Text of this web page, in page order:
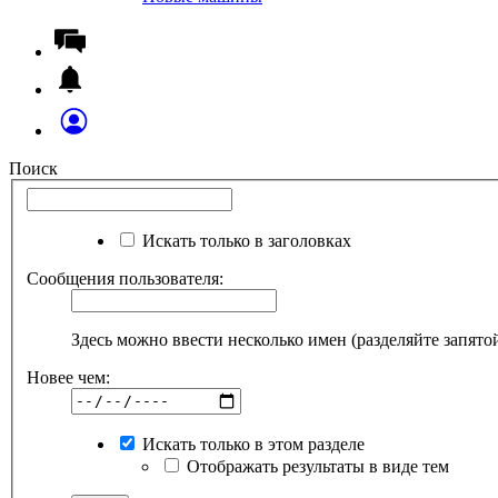
Поиск
Искать только в заголовках
Сообщения пользователя:
Здесь можно ввести несколько имен (разделяйте
Новее чем:
Искать только в этом разделе
Отображать результаты в виде тем